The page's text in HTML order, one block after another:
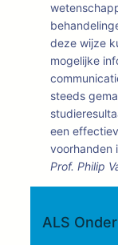
deze wijze
mogelijke
steeds
een
voorhanden
Prof. Philip
ALS